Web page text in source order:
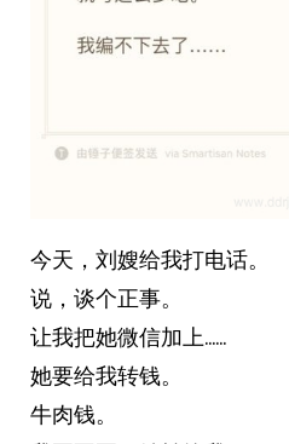
今天，刘嫂给我打电话。
说，谈个正事。
让我把她微信加上……
她要给我转钱。
牛肉钱。